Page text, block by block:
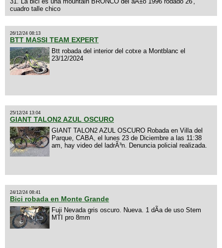
cuadro talle chico
26/12/24 08:13
BTT MASSI TEAM EXPERT
Btt robada del interior del cotxe a Montblanc el
23/12/2024
25/12/24 13:04
GIANT TALON2 AZUL OSCURO
GIANT TALON2 AZUL OSCURO Robada en Villa del
Parque, CABA, el lunes 23 de Diciembre a las 11:38
am, hay video del ladrÃ³n. Denuncia policial realizada.
24/12/24 08:41
Bici robada en Monte Grande
Fuji Nevada gris oscuro. Nueva. 1 dÃ­a de uso Stem
MTI pro 8mm